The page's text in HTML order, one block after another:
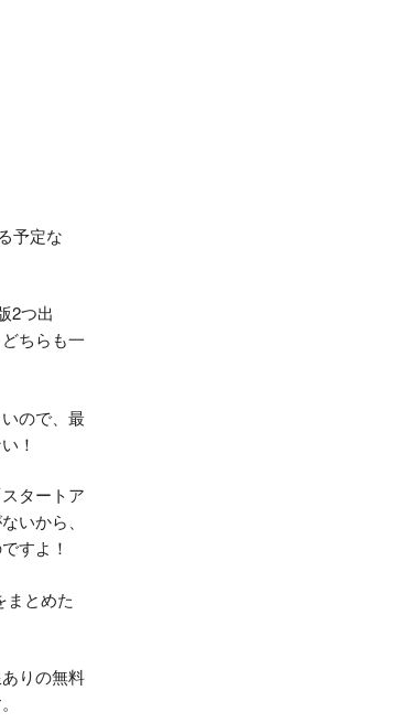
予定な
2つ出
ちらも一
ので、最
！
タートア
いから、
すよ！
まとめた
りの無料